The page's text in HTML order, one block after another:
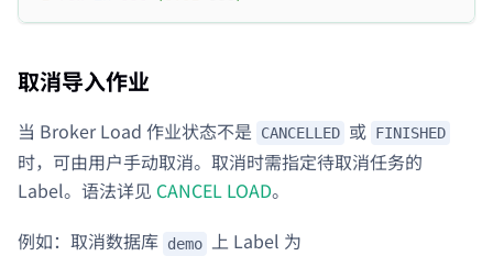
取消导入作业
当 Broker Load 作业状态不是 CANCELLED 或 FINISHED
时，可由用户手动取消。取消时需指定待取消任务的
Label。语法详见 CANCEL LOAD。
例如：取消数据库 demo 上 Label 为